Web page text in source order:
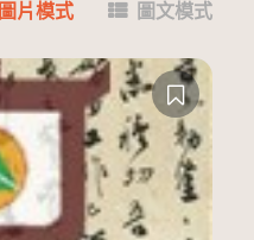
圖片模式 圖文模式